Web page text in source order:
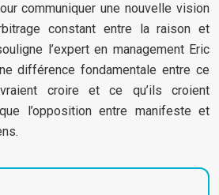
communiquer une nouvelle vision
constant entre la raison et
l’expert en management Eric
différence fondamentale entre ce
croire et ce qu’ils croient
l’opposition entre manifeste et